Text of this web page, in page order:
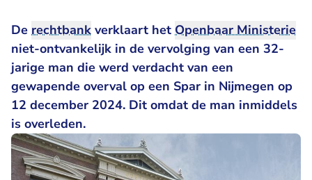
De rechtbank verklaart het Openbaar Ministerie
niet-ontvankelijk in de vervolging van een 32-
jarige man die werd verdacht van een
gewapende overval op een Spar in Nijmegen op
12 december 2024. Dit omdat de man inmiddels
is overleden.